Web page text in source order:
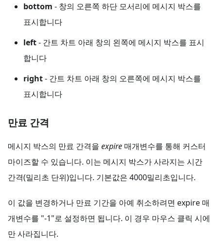
bottom - 창의 오른쪽 하단 모서리에 메시지 박스를
표시합니다
left- 간트 차트 아래 창의 왼쪽에 메시지 박스를 표시
합니다
right- 간트 차트 아래 창의 오른쪽에 메시지 박스를
표시합니다
만료 간격
메시지 박스의 만료 간격을 expire 매개변수를 통해 커스터
마이즈할 수 있습니다. 이는 메시지 박스가 사라지는 시간
간격(밀리초 단위)입니다. 기본값은 4000밀리초입니다.
이 값을 변경하거나 만료 기간을 아예 취소하려면 expire 매
개변수를 "-1"로 설정하면 됩니다. 이 경우 마우스 클릭 시에
만 사라집니다.